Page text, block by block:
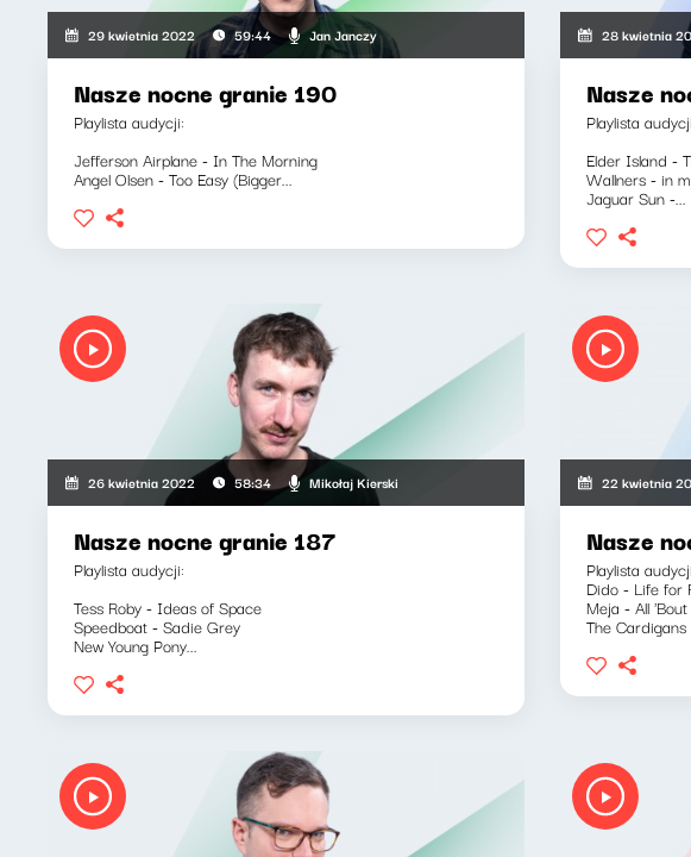
29 kwietnia 2022 59:44 Jan Janczy
Nasze nocne granie 190
Playlista audycji:
Jefferson Airplane - In The Morning
Angel Olsen - Too Easy (Bigger...
28 kwietnia
Nasze
Playlista
Elder Island -
Wallners - in
Jaguar Sun -...
26 kwietnia 2022 58:34 Mikołaj Kierski
Nasze nocne granie 187
Playlista audycji:
Tess Roby - Ideas of Space
Speedboat - Sadie Grey
New Young Pony...
22 kwietnia
Nasze
Playlista
Dido - Life for
Meja - All
The Cardigans